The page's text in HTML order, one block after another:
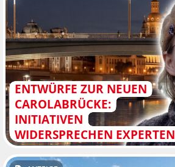
ENTWÜRFE ZUR NEUEN
CAROLABRÜCKE:
INITIATIVEN
WIDERSPRECHEN EXPERTEN